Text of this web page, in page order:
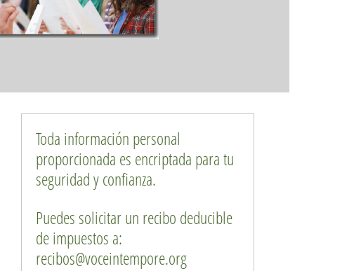
Toda información personal
proporcionada es encriptada para tu
seguridad y confianza.
Puedes solicitar un recibo deducible
de impuestos a:
recibos@voceintempore.org